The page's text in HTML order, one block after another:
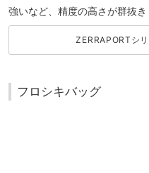
強いなど、精度の高さが群抜き
ZERRAPORTシ
フロシキバッグ